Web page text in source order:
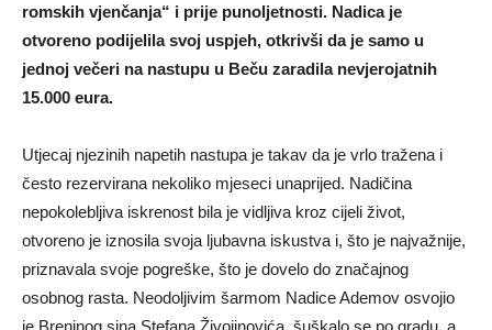
romskih vjenčanja“ i prije punoljetnosti. Nadica je
otvoreno podijelila svoj uspjeh, otkrivši da je samo u
jednoj večeri na nastupu u Beču zaradila nevjerojatnih
15.000 eura.
Utjecaj njezinih napetih nastupa je takav da je vrlo tražena i
često rezervirana nekoliko mjeseci unaprijed. Nadičina
nepokolebljiva iskrenost bila je vidljiva kroz cijeli život,
otvoreno je iznosila svoja ljubavna iskustva i, što je najvažnije,
priznavala svoje pogreške, što je dovelo do značajnog
osobnog rasta. Neodoljivim šarmom Nadice Ademov osvojio
je Breninog sina Stefana Živojinovića, šuškalo se po gradu, a